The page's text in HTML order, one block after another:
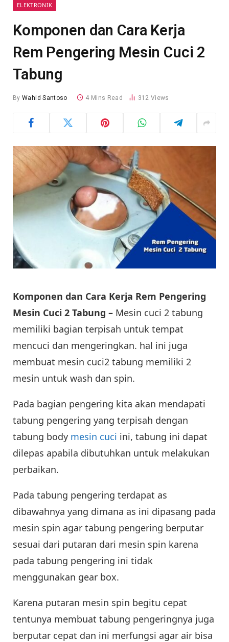
ELEKTRONIK
Komponen dan Cara Kerja
Rem Pengering Mesin Cuci 2
Tabung
By Wahid Santoso 4 Mins Read 312 Views
Komponen dan Cara Kerja Rem Pengering
Mesin Cuci 2 Tabung – Mesin cuci 2 tabung
memiliki bagian terpisah untuk tempat
mencuci dan mengeringkan. hal ini juga
membuat mesin cuci2 tabung memiliki 2
mesin untuk wash dan spin.
Pada bagian pengering kita akan mendapati
tabung pengering yang terpisah dengan
tabung body mesin cuci ini, tabung ini dapat
dilepas apabila dibutuhkan untuk melakukan
perbaikan.
Pada tabung pengering terdapat as
dibawahnya yang dimana as ini dipasang pada
mesin spin agar tabung pengering berputar
sesuai dari putaran dari mesin spin karena
pada tabung pengering ini tidak
menggunakan gear box.
Karena putaran mesin spin begitu cepat
tentunya membuat tabung pengeringnya juga
berputar cepat dan ini merfungsi agar air bisa